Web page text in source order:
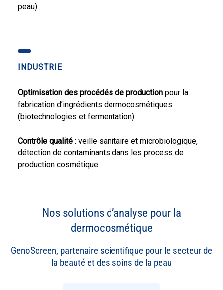
peau)
INDUSTRIE
Optimisation des procédés de production pour la
fabrication d’ingrédients dermocosmétiques
(biotechnologies et fermentation)
Contrôle qualité : veille sanitaire et microbiologique,
détection de contaminants dans les process de
production cosmétique
Nos solutions d’analyse pour la
dermocosmétique
GenoScreen, partenaire scientifique pour le secteur de
la beauté et des soins de la peau